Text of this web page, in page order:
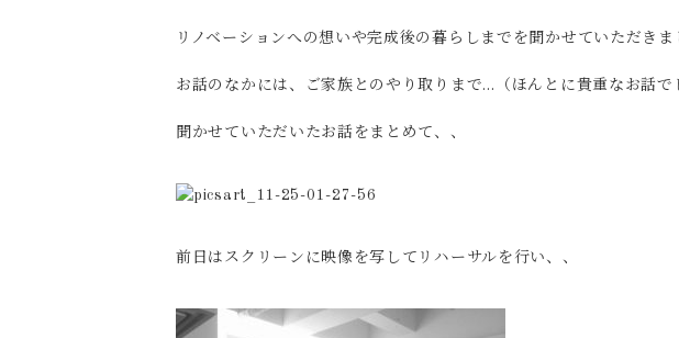
リノベーションへの想いや完成後の暮らしまでを聞かせていただきま
お話のなかには、ご家族とのやり取りまで…（ほんとに貴重なお話で
聞かせていただいたお話をまとめて、、
前日はスクリーンに映像を写してリハーサルを行い、、